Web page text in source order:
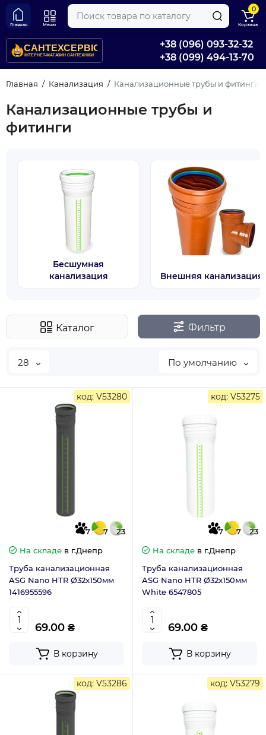
+38 (096) 093-32-32
+38 (099) 494-13-70
Главная Меню
0
Корзина
Главная Канализация Канализационные трубы и фитинги
Канализационные трубы и
фитинги
Бесшумная
канализация
Внешняя канализация
Каталог Фильтр
28 По умолчанию
код: V53280
7 7
23
На складе в г.Днепр
Труба канализационная
ASG Nano HTR Ø32х150мм
1416955596
69.00 ₴
В корзину
код: V53275
7 7
23
На складе в г.Днепр
Труба канализационная
ASG Nano HTR Ø32х150мм
White 6547805
69.00 ₴
В корзину
код: V53286 код: V53279